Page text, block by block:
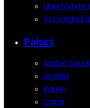
Libertad de
Actualidad
Países
Arabia Saudí
Argelia
Baréin
Catar